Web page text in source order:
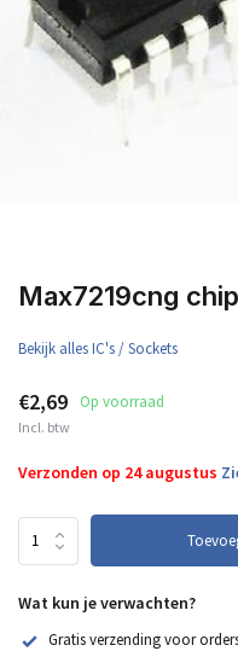
Max7219cng
Bekijk alles IC's / Sockets
€2,69 Op voorraad
Incl. btw
Verzonden op 24 augustus
Wat kun je verwachten?
Gratis verzending voor